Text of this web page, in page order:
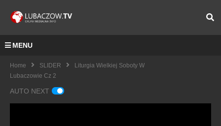
MENU
Home SLIDER
Liturgia Wielkiej Soboty W
Lubaczowie Cz 2
AUTO NEXT